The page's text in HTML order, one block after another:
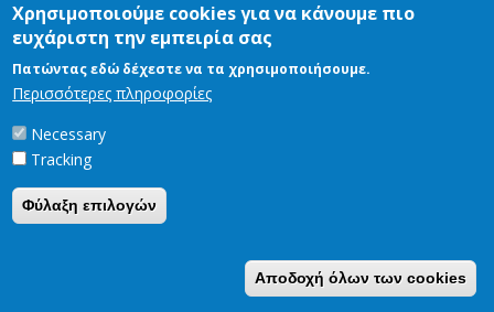
Οροι χρήσης
Πολιτική επιστροφών
Copyright © 2021 CoffeeChios. All rights reserved.
Χρησιμοποιούμε cookies για να κάνουμε πιο
ευχάριστη την εμπειρία σας
Πατώντας εδώ δέχεστε να τα χρησιμοποιήσουμε.
Περισσότερες πληροφορίες
Necessary
Tracking
Φύλαξη επιλογών
Αποδοχή όλων των cookies